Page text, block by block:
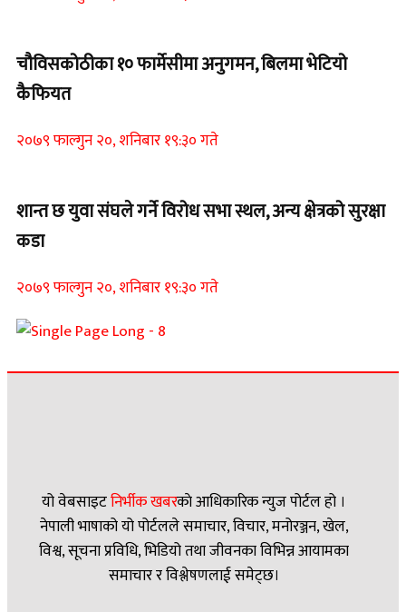
चौविसकोठीका १० फार्मेसीमा अनुगमन, बिलमा भेटियो
कैफियत
२०७९ फाल्गुन २०, शनिबार १९:३० गते
शान्त छ युवा संघले गर्ने विरोध सभा स्थल, अन्य क्षेत्रको सुरक्षा
कडा
२०७९ फाल्गुन २०, शनिबार १९:३० गते
यो वेबसाइटनिर्भीक खबरकाे आधिकारिक न्युज पोर्टल हो ।
नेपाली भाषाको यो पोर्टलले समाचार, विचार, मनोरञ्जन, खेल,
विश्व, सूचना प्रविधि, भिडियो तथा जीवनका विभिन्न आयामका
समाचार र विश्लेषणलाई समेट्छ।